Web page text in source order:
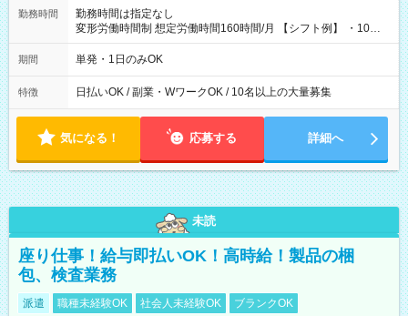
勤務時間
勤務時間は指定なし
変形労働時間制 想定労働時間160時間/月 【シフト例】 ・10：
00～20：00
期間 単発・1日のみOK
特徴 日払いOK / 副業・WワークOK / 10名以上の大量募集
気になる！ 応募する 詳細へ
未読
座り仕事！給与即払いOK！高時給！製品の梱
包、検査業務
派遣 職種未経験OK 社会人未経験OK
ブランクOK